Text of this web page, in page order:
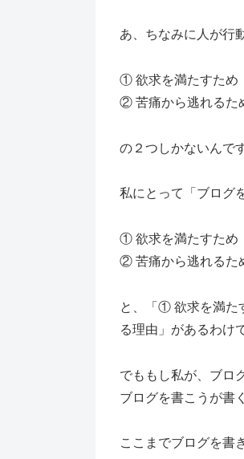
あ、ちなみに人が行
① 欲求を満たすた
② 苦痛から逃れる
の２つしかないんで
私にとって「ブログ
① 欲求を満たすた
② 苦痛から逃れる
と、「① 欲求を満た
る理由」があるわけ
でももし私が、ブロ
ブログを書こうが書
ここまでブログを書